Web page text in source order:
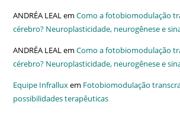
ANDRÉA LEALemComo a fotobiomodulação
cérebro? Neuroplasticidade, neurogênese e
ANDRÉA LEALemComo a fotobiomodulação
cérebro? Neuroplasticidade, neurogênese e
Equipe Infralluxem Fotobiomodulação
possibilidades terapêuticas